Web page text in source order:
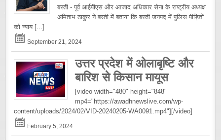
बस्ती - पूर्व आईपीएस और आजाद अधिकार सेना के राष्ट्रीय अध्यक्ष
अमिताभ ठाकुर ने बस्ती में बताया कि बस्ती जनपद में पुलिस पीड़ितों
को न्याय [...]
September 21, 2024
उत्तर प्रदेश में ओलाबृष्टि और
बारिश से किसान मायूस
[video width="480" height="848"
mp4="https://awadhnewslive.com/wp-
content/uploads/2024/02/VID-20240205-WA0091.mp4"][/video]
February 5, 2024